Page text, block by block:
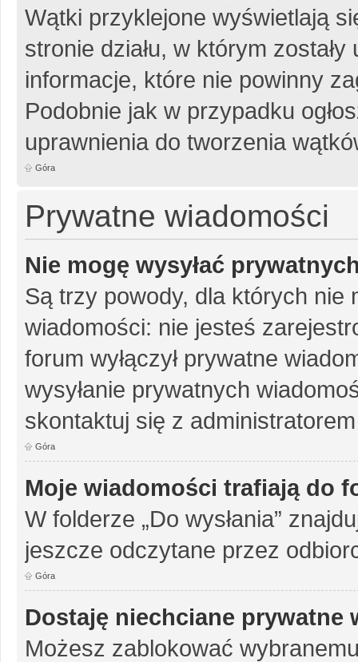
Wątki przyklejone wyświetlają
stronie działu, w którym
informacje, które nie powinny
Podobnie jak w przypadku
uprawnienia do tworzenia
Góra
Prywatne wiadomości
Nie mogę wysyłać
Są trzy powody, dla których nie
wiadomości: nie jesteś
forum wyłączył prywatne
wysyłanie prywatnych
skontaktuj się z
Góra
Moje wiadomości trafiają do
W folderze „Do wysłania”
jeszcze odczytane przez
Góra
Dostaję niechciane prywatne
Możesz zablokować